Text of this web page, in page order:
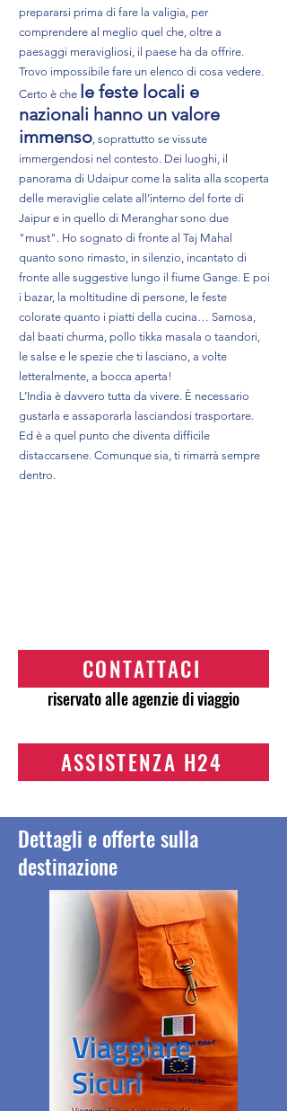
prepararsi prima di fare la valigia, per
comprendere al meglio quel che, oltre a
paesaggi meravigliosi, il paese ha da offrire.
Trovo impossibile fare un elenco di cosa vedere.
Certo è che le feste locali e
nazionali hanno un valore
immenso, soprattutto se vissute
immergendosi nel contesto. Dei luoghi, il
panorama di Udaipur come la salita alla scoperta
delle meraviglie celate all’interno del forte di
Jaipur e in quello di Meranghar sono due
"must". Ho sognato di fronte al Taj Mahal
quanto sono rimasto, in silenzio, incantato di
fronte alle suggestive lungo il fiume Gange. E poi
i bazar, la moltitudine di persone, le feste
colorate quanto i piatti della cucina… Samosa,
dal baati churma, pollo tikka masala o taandori,
le salse e le spezie che ti lasciano, a volte
letteralmente, a bocca aperta!
L’India è davvero tutta da vivere. È necessario
gustarla e assaporarla lasciandosi trasportare.
Ed è a quel punto che diventa difficile
distaccarsene. Comunque sia, ti rimarrà sempre
dentro.
CONTATTACI
riservato alle agenzie di viaggio
ASSISTENZA H24
Dettagli e offerte sulla
destinazione